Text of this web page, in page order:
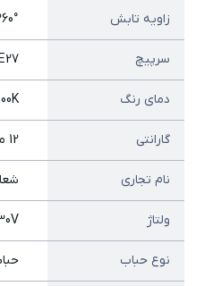
زاویه تابش
سرپیچ
دمای رنگ
گارانتی 12 ماه
نام تجاری
ولتاژ
نوع حباب